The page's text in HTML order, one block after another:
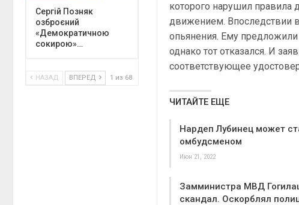
которого нарушил правила
движением. Впоследствии
опьянения. Ему предложили
однако тот отказался. И
соответствующее
ЧИТАЙТЕ ЕЩЕ
Нардеп Лубинец может
омбудсменом
Июн 21, 2022
Замминистра МВД
скандал. Оскорблял
Сергій Позняк
озброєний
«Демократичною
сокирою»…
НАЗАД ВПЕРЕД 1 из 68